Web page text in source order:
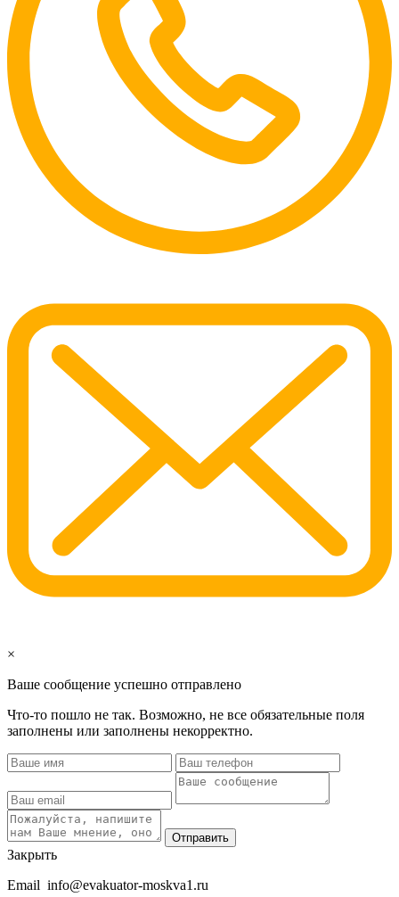
×
Ваше сообщение успешно отправлено
Что-то пошло не так. Возможно, не все обязательные поля
заполнены или заполнены некорректно.
Отправить
Закрыть
Email info@evakuator-moskva1.ru